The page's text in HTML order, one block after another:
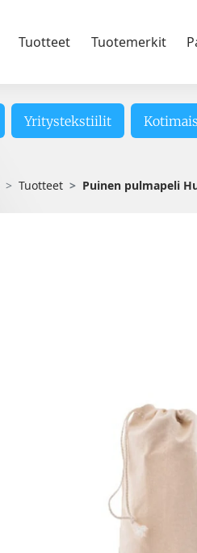
Tuotteet Tuotemerkit
Yritystekstiilit
Tuotteet Puinen pulmapeli